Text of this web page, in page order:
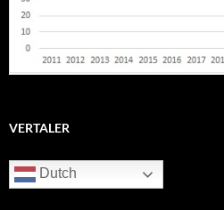
VERTALER
Dutch